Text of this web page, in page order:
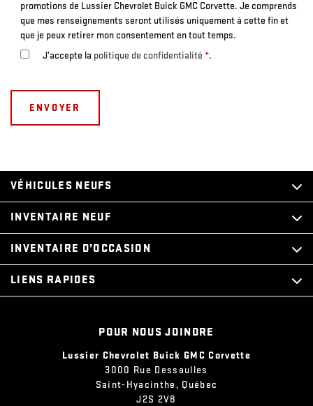
promotions de Lussier Chevrolet Buick GMC Corvette. Je comprends
que mes renseignements seront utilisés uniquement à cette fin et
que je peux retirer mon consentement en tout temps.
J’accepte la politique de confidentialité *.
POUR NOUS JOINDRE
Lussier Chevrolet Buick GMC Corvette
3000 Rue Dessaulles
Saint-Hyacinthe , Québec
J2S 2V8
VÉHICULES NEUFS
INVENTAIRE NEUF
INVENTAIRE D’OCCASION
LIENS RAPIDES